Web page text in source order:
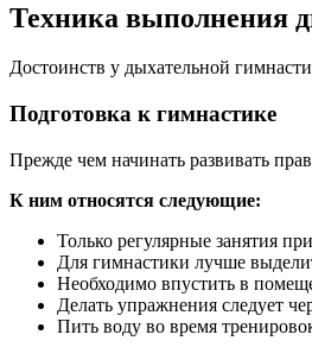
Техника выполнения
Достоинств у дыхательной
Подготовка к гимнастике
Прежде чем начинать развивать
К ним относятся следующие:
Только регулярные занятия
Для гимнастики лучше
Необходимо впустить в
Делать упражнения следует
Пить воду во время